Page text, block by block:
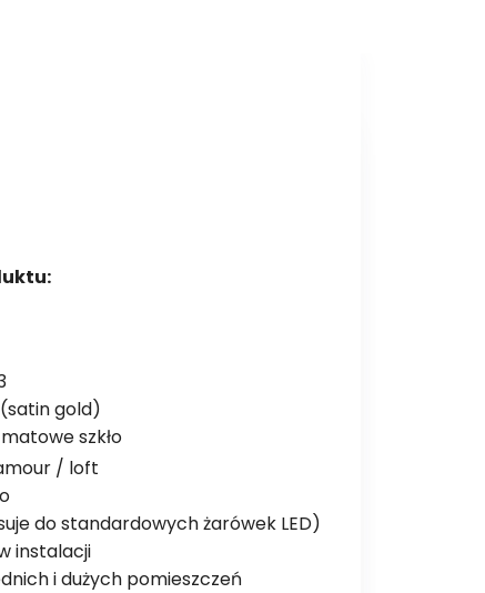
(satin gold)
szkło
/ loft
do standardowych żarówek LED)
instalacji
i dużych pomieszczeń